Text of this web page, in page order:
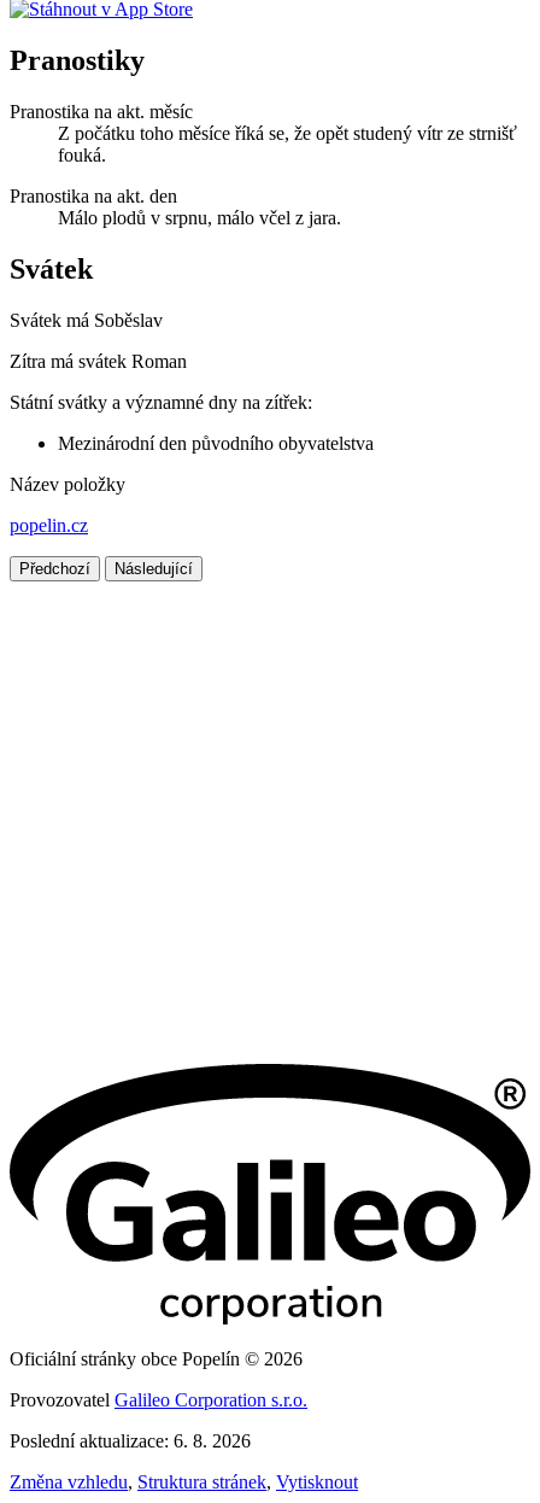
Pranostiky
Pranostika na akt. měsíc
Z počátku toho měsíce říká se, že opět studený vítr ze strnišť
fouká.
Pranostika na akt. den
Málo plodů v srpnu, málo včel z jara.
Svátek
Svátek má Soběslav
Zítra má svátek Roman
Státní svátky a významné dny na zítřek:
Mezinárodní den původního obyvatelstva
Název položky
popelin.cz
Předchozí Následující
Oficiální stránky obce Popelín © 2026
Provozovatel Galileo Corporation s.r.o.
Poslední aktualizace: 6. 8. 2026
Změna vzhledu, Struktura stránek, Vytisknout